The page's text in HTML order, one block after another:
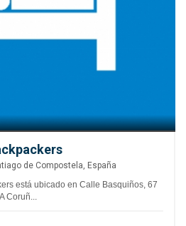
de Compostela, España
está ubicado en Calle Basquiños, 67
Coruñ...